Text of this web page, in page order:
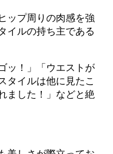
ップ周りの肉感を強
イルの持ち主である
ッ！」「ウエストが
タイルは他に見たこ
ました！」などと絶